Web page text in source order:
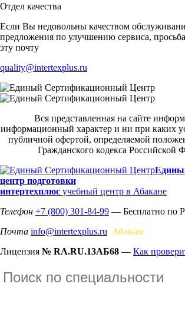
Отдел качества
Если Вы недовольны качеством
предложения по улучшению сервиса,
эту почту
quality@intertexplus.ru
Вся представленная на сайте
информационный характер и ни при каких
публичной офертой, определяемой
Гражданского кодекса Российской
центр подготовки
интертехплюс учебный центр в Абакане
Телефон +7 (800) 301-84-99 — Бесплатно по
Почта info@intertexplus.ru Абакан
Лицензия № RA.RU.13АБ68 — Как